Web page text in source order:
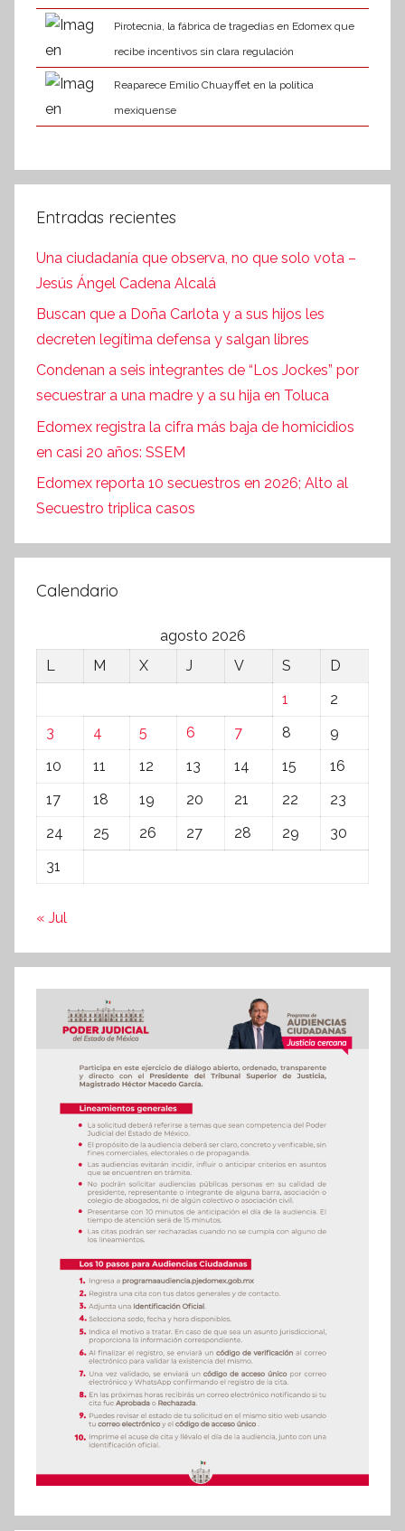
Pirotecnia, la fábrica de tragedias en Edomex que
recibe incentivos sin clara regulación
Reaparece Emilio Chuayffet en la política
mexiquense
Entradas recientes
Una ciudadanía que observa, no que solo vota –
Jesús Ángel Cadena Alcalá
Buscan que a Doña Carlota y a sus hijos les
decreten legítima defensa y salgan libres
Condenan a seis integrantes de “Los Jockes” por
secuestrar a una madre y a su hija en Toluca
Edomex registra la cifra más baja de homicidios
en casi 20 años: SSEM
Edomex reporta 10 secuestros en 2026; Alto al
Secuestro triplica casos
Calendario
agosto 2026
L
M X J V S
D
1
2
3
4 5 6 7 8
9
10
11 12 13 14 15
16
17
18 19 20 21 22
23
24
25 26 27 28 29
30
31
« Jul